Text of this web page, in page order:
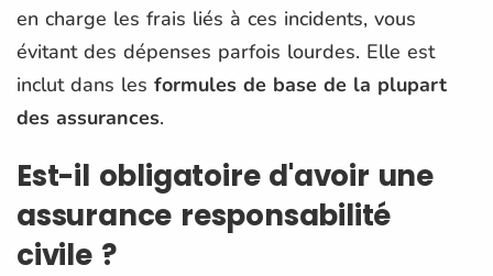
en charge les frais liés à ces incidents, vous
évitant des dépenses parfois lourdes. Elle est
inclut dans les formules de base de la plupart
des assurances.
Est-il obligatoire d'avoir une
assurance responsabilité
civile ?